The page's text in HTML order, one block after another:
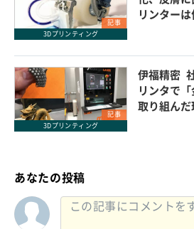
記事
3Dプリンティング
リンター
記事
3Dプリンティング
伊福精密
リンタで
取り組んだ
あなたの投稿